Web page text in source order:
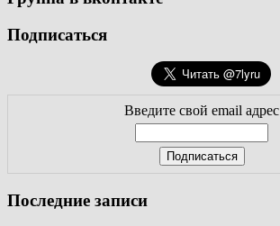
Подписаться
Введите свой email адрес
Последние записи